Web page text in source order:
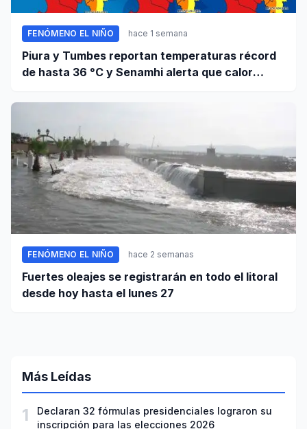
FENÓMENO EL NIÑO hace 1 semana
Piura y Tumbes reportan temperaturas récord
de hasta 36 °C y Senamhi alerta que calor
FENÓMENO EL NIÑO hace 2 semanas
Fuertes oleajes se registrarán en todo el litoral
desde hoy hasta el lunes 27
Más Leídas
1
Declaran 32 fórmulas presidenciales lograron su
inscripción para las elecciones 2026